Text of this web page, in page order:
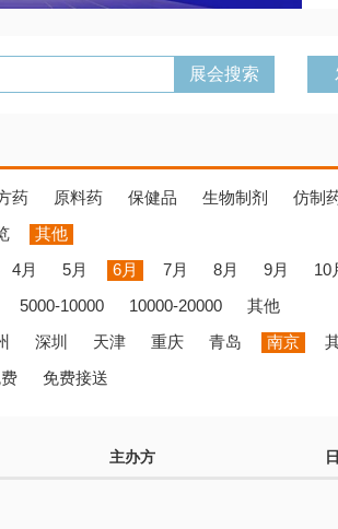
药 原料药 保健品 生物制剂 仿制
其他
4月 5月 6月 7月 8月 9月 10
5000-10000 10000-20000
其他
深圳 天津 重庆 青岛 南京
免费接送
主办方